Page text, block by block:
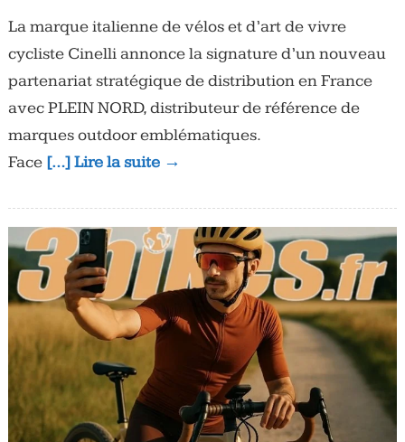
La marque italienne de vélos et d’art de vivre
cycliste Cinelli annonce la signature d’un nouveau
partenariat stratégique de distribution en France
avec PLEIN NORD, distributeur de référence de
marques outdoor emblématiques.
Face […] Lire la suite →